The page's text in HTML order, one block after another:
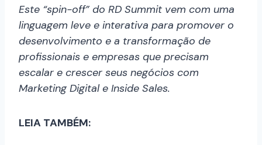
Este “spin-off” do RD Summit vem com uma
linguagem leve e interativa para promover o
desenvolvimento e a transformação de
profissionais e empresas que precisam
escalar e crescer seus negócios com
Marketing Digital e Inside Sales.
LEIA TAMBÉM: